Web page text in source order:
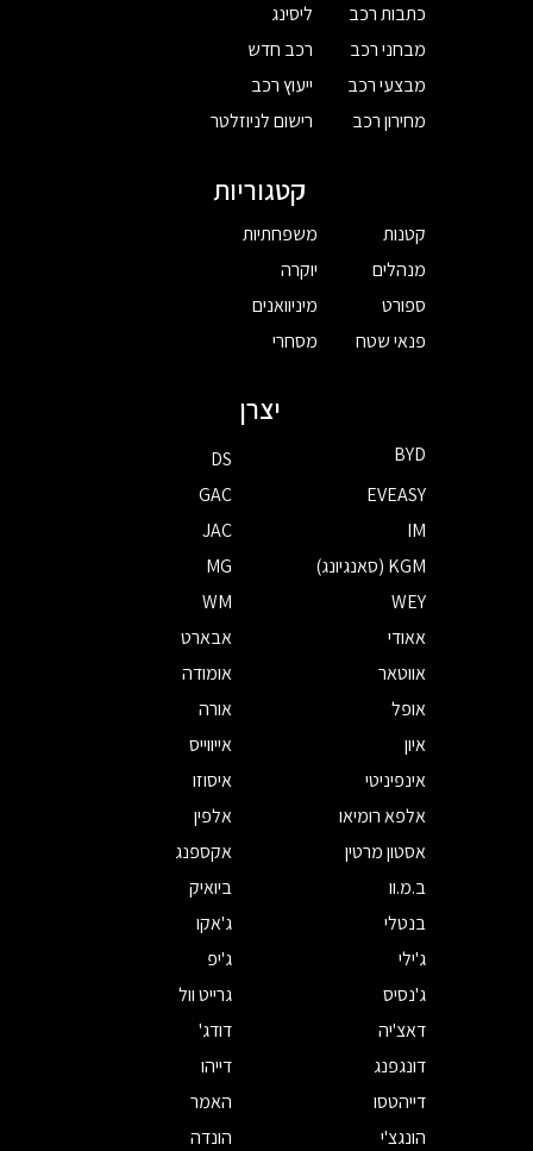
כתבות רכב
מבחני רכב
מבצעי רכב
מחירון רכב
ליסינג
רכב חדש
ייעוץ רכב
רישום לניוזלטר
קטגוריות
קטנות
מנהלים
ספורט
פנאי שטח
משפחתיות
יוקרה
מיניוואנים
מסחרי
יצרן
BYD
DS
EVEASY
GAC
IM
JAC
KGM (סאנגיונג)
MG
WEY
WM
אאודי
אבארט
אווטאר
אומודה
אופל
אורה
איון
אייווייס
אינפיניטי
איסוזו
אלפא רומיאו
אלפין
אסטון מרטין
אקספנג
ב.מ.וו
ביואיק
בנטלי
ג'אקו
ג'ילי
ג'יפ
ג'נסיס
גרייט וול
דאצ'יה
דודג'
דונגפנג
דייהו
דייהטסו
האמר
הונגצ'י
הונדה